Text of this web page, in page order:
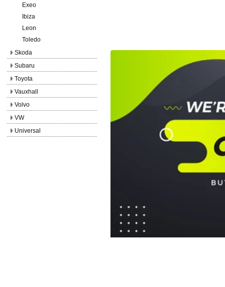
Exeo
Ibiza
Leon
Toledo
Skoda
Subaru
Toyota
Vauxhall
Volvo
VW
Universal